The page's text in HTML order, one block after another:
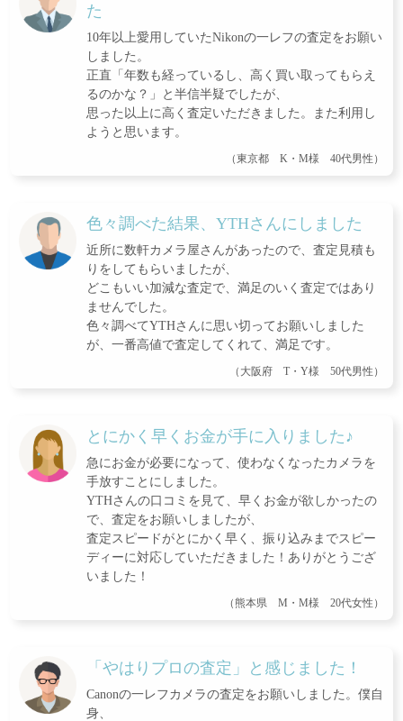
た
10年以上愛用していたNikonの一レフの査定をお願い
しました。
正直「年数も経っているし、高く買い取ってもらえ
るのかな？」と半信半疑でしたが、
思った以上に高く査定いただきました。また利用し
ようと思います。
（東京都 K・M様 40代男性）
色々調べた結果、YTHさんにしました
近所に数軒カメラ屋さんがあったので、査定見積も
りをしてもらいましたが、
どこもいい加減な査定で、満足のいく査定ではあり
ませんでした。
色々調べてYTHさんに思い切ってお願いしました
が、一番高値で査定してくれて、満足です。
（大阪府 T・Y様 50代男性）
とにかく早くお金が手に入りました♪
急にお金が必要になって、使わなくなったカメラを
手放すことにしました。
YTHさんの口コミを見て、早くお金が欲しかったの
で、査定をお願いしましたが、
査定スピードがとにかく早く、振り込みまでスピー
ディーに対応していただきました！ありがとうござ
いました！
（熊本県 M・M様 20代女性）
「やはりプロの査定」と感じました！
Canonの一レフカメラの査定をお願いしました。僕自
身、